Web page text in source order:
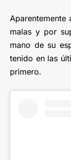
Aparentemente
malas y por
mano de su
tenido en las
primero.